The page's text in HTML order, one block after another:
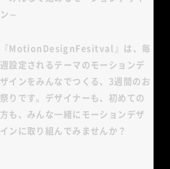
ン～
『MotionDesignFesitval』は、毎
週設定されるテーマのモーションデ
ザインをみんなでつくる、3週間のお
祭りです。デザイナーも、初めての
方も、みんな一緒にモーションデザ
インに取り組んでみませんか？